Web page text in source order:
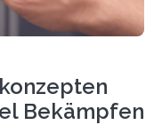
Bekämpfen